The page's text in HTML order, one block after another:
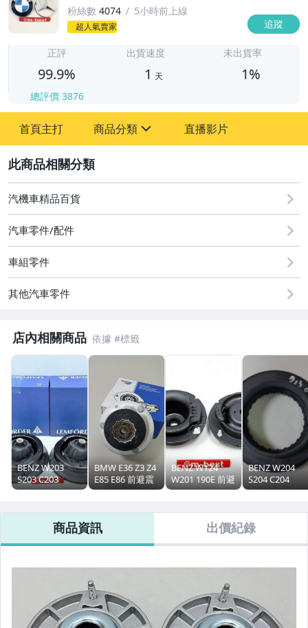
粉絲數 4074 5小時前上線
超人氣賣家 追蹤
正評
99.9%
總評價 3876
出貨速度
1 天
未出貨率
1%
首頁主打 商品分類
其它
直播影片
汽機車精品百貨
汽車零件/配件
車組零件
其他汽車零件
店內相關商品
BENZ W203
S203 C203
W209 C209 CLK
簧上座 軸承 橡
皮 (此拍賣是2個
的售價)(鳥牌品
牌) 2033200273
BMW E36 Z3 Z4
E85 E86 前避震
器上座 避震器上
(OEM廠製)
31331092885
BENZ W124
W201 190E 前避
震器上座 避震器
(左+右2個售價)
1243201444
BENZ W204
S204 C204
W212 S212
X204 GLK 前 避
震器上座 軸承
(OEM廠製)
2049810025
商品資訊 出價紀錄